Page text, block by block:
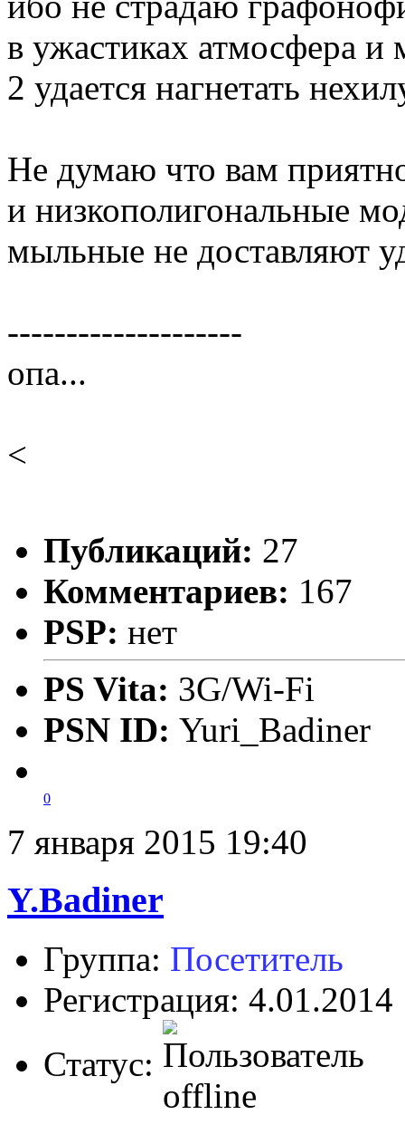
в ужастиках атмосфера
2 удается нагнетать
Не думаю что вам
и низкополигональные
мыльные не доставляют
--------------------
опа...
<
Публикаций: 27
Комментариев: 167
PSP: нет
PS Vita: 3G/Wi-Fi
PSN ID: Yuri_Badiner
0
7 января 2015 19:40
Y.Badiner
Группа: Посетитель
Регистрация: 4.01.2014
Статус: